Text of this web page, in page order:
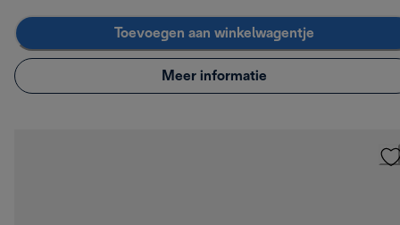
Toevoegen aan winkelwagentje
Meer informatie